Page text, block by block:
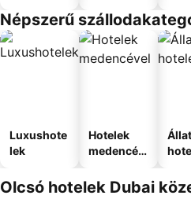
Népszerű
Luxushote
lek
Hotelek
medencév
Olcsó hotelek Dubai